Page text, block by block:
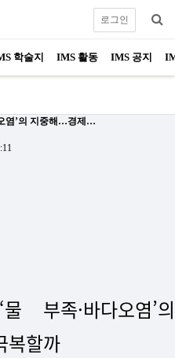
학술지 IMS 활동 IMS 공지
로그인
염’의 지중해…경제…
부족·바다오염’의
복할까